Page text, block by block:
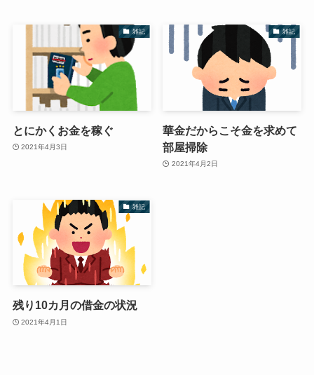
雑記
とにかくお金を稼ぐ
2021年4月3日
雑記
華金だからこそ金を求めて
部屋掃除
2021年4月2日
雑記
残り10カ月の借金の状況
2021年4月1日